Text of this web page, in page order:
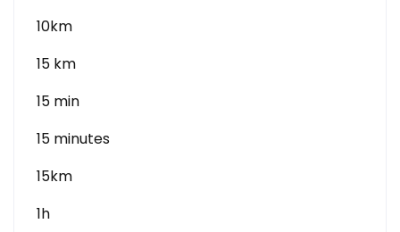
10km
15 km
15 min
15 minutes
15km
1h